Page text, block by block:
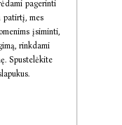
pagerinti
patirtį, mes
įsiminti,
rinkdami
Spustelėkite